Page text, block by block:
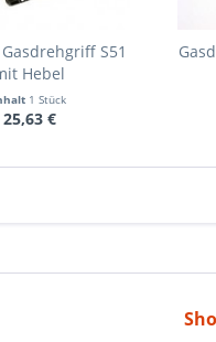
S51
Hebel
1 Stück
25,63 €